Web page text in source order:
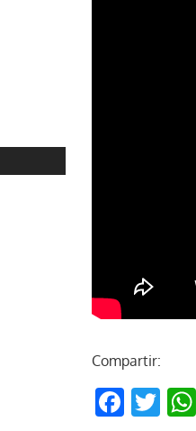
Compartir: